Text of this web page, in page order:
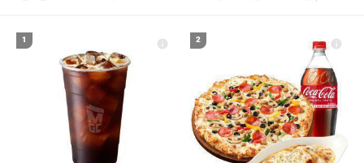
미니인형뽑기기계
1 2